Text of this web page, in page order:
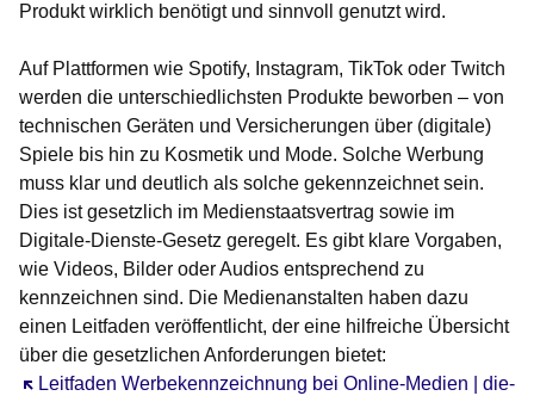
Produkt wirklich benötigt und sinnvoll genutzt wird.
Auf Plattformen wie Spotify, Instagram, TikTok oder Twitch
werden die unterschiedlichsten Produkte beworben – von
technischen Geräten und Versicherungen über (digitale)
Spiele bis hin zu Kosmetik und Mode. Solche Werbung
muss klar und deutlich als solche gekennzeichnet sein.
Dies ist gesetzlich im Medienstaatsvertrag sowie im
Digitale-Dienste-Gesetz geregelt. Es gibt klare Vorgaben,
wie Videos, Bilder oder Audios entsprechend zu
kennzeichnen sind. Die Medienanstalten haben dazu
einen Leitfaden veröffentlicht, der eine hilfreiche Übersicht
über die gesetzlichen Anforderungen bietet:
Leitfaden Werbekennzeichnung bei Online-Medien | die-
Öffnet sich in einem neuen Fenster